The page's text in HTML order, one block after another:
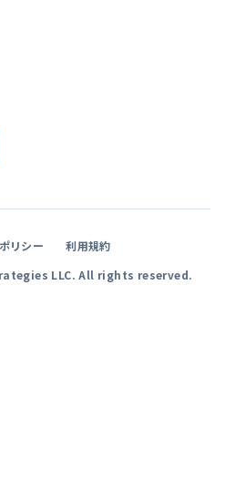
リシー
利用規約
LLC. All rights reserved.